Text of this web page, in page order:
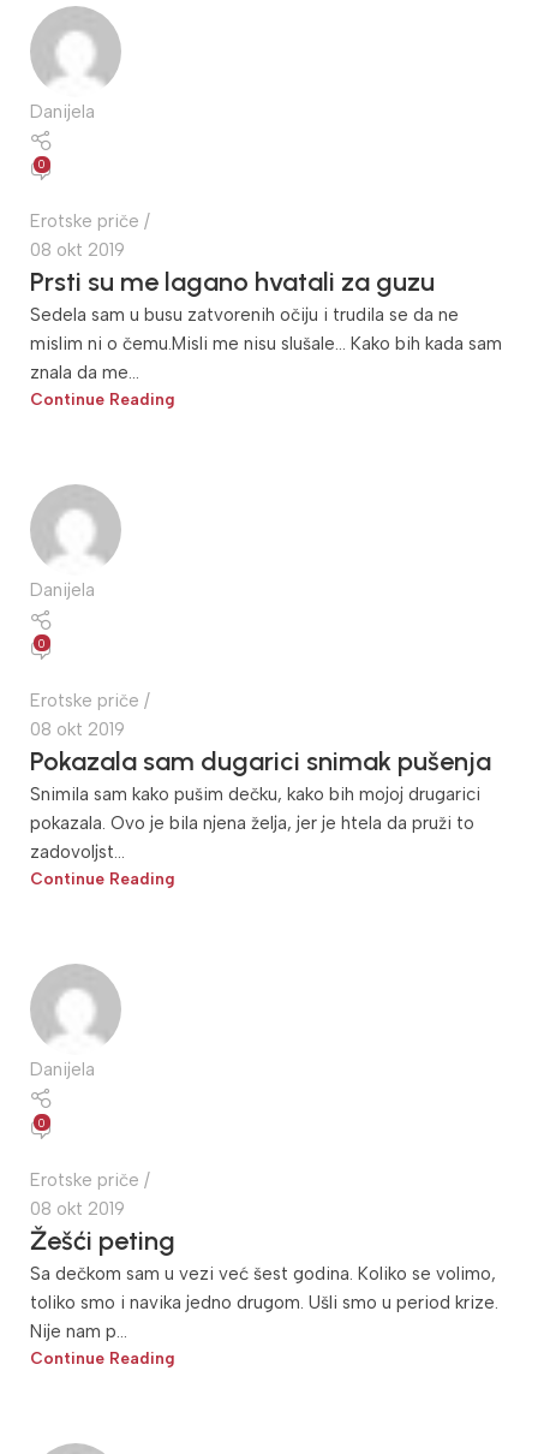
Danijela
0
Erotske priče
08 okt 2019
Prsti su me lagano hvatali za guzu
Sedela sam u busu zatvorenih očiju i trudila se da ne
mislim ni o čemu.Misli me nisu slušale... Kako bih kada sam
znala da me...
Continue Reading
Danijela
0
Erotske priče
08 okt 2019
Pokazala sam dugarici snimak pušenja
Snimila sam kako pušim dečku, kako bih mojoj drugarici
pokazala. Ovo je bila njena želja, jer je htela da pruži to
zadovoljst...
Continue Reading
Danijela
0
Erotske priče
08 okt 2019
Žešći peting
Sa dečkom sam u vezi već šest godina. Koliko se volimo,
toliko smo i navika jedno drugom. Ušli smo u period krize.
Nije nam p...
Continue Reading